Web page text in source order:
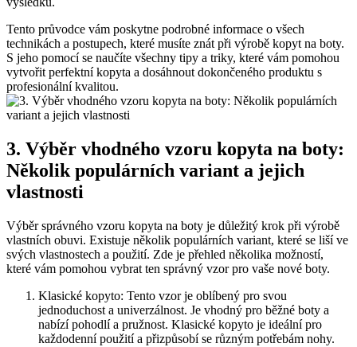
Tento průvodce vám poskytne podrobné informace o ⁣všech
technikách a postupech, které musíte znát⁢ při výrobě kopyt na ​boty.
S jeho pomocí⁣ se naučíte⁢ všechny tipy a triky, které vám‍ pomohou
‌vytvořit perfektní⁢ kopyta​ a ⁣dosáhnout ​dokončeného ⁢produktu s
profesionální kvalitou.
3. Výběr vhodného vzoru kopyta na ⁢boty:
Několik⁢ populárních variant a jejich
‍vlastnosti
Výběr správného vzoru kopyta na boty je důležitý krok‌ při výrobě
vlastních obuvi. Existuje několik‌ populárních variant, ⁣které se liší ve
svých vlastnostech a použití. ​Zde je přehled několika možností,
které vám pomohou vybrat ten⁢ správný vzor‍ pro vaše nové⁣ boty.
Klasické ⁢kopyto: Tento vzor je oblíbený pro svou
jednoduchost⁣ a univerzálnost. Je‌ vhodný pro běžné boty‌ a
nabízí pohodlí a pružnost. Klasické⁢ kopyto je ideální pro ​
každodenní použití a‌ přizpůsobí ‌se různým potřebám nohy.